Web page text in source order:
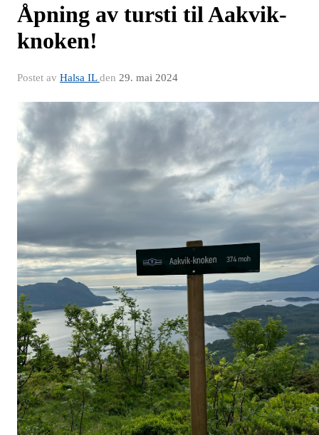
Åpning av tursti til Aakvik-
knoken!
Postet av Halsa ILden 29. mai 2024